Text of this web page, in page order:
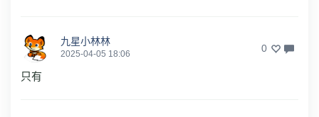
九星小林林
2025-04-05 18:06 0
只有